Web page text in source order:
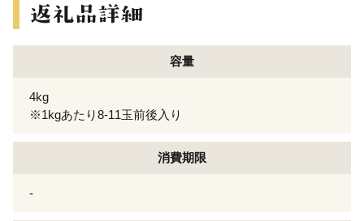
容量
4kg
※1kgあたり8-11玉前後入り
消費期限
-